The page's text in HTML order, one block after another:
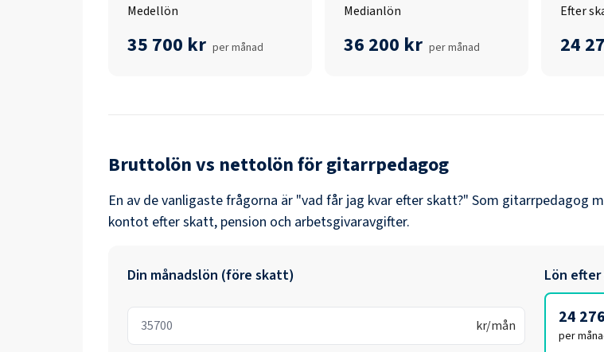
Medellön
35 700 kr per månad
Medianlön
36 200 kr per månad
Efter
24
Bruttolön vs nettolön förgitarrpedagog
En av de vanligaste frågorna är "vad får jag kvar efter skatt?" Som gitarrpedagog
kontot efter skatt, pension och arbetsgivaravgifter.
Din månadslön (före skatt)
kr/mån
Lön
24
per